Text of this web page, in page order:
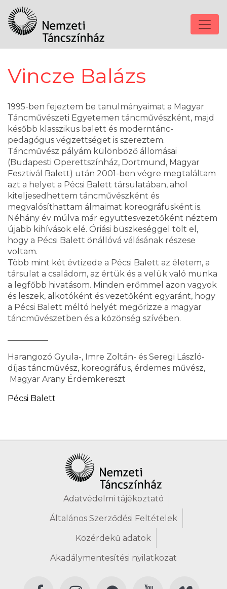
Vincze Balázs
1995-ben fejeztem be tanulmányaimat a Magyar
Táncművészeti Egyetemen táncművészként, majd
később klasszikus balett és moderntánc-
pedagógus végzettséget is szereztem.
Táncművész pályám különböző állomásai
(Budapesti Operettszínház, Dortmund, Magyar
Fesztivál Balett) után 2001-ben végre megtaláltam
azt a helyet a Pécsi Balett társulatában, ahol
kiteljesedhettem táncművészként és
megvalósíthattam álmaimat koreográfusként is.
Néhány év múlva már együttesvezetőként néztem
újabb kihívások elé. Óriási büszkeséggel tölt el,
hogy a Pécsi Balett önállóvá válásának részese
voltam.
Több mint két évtizede a Pécsi Balett az életem, a
társulat a családom, az értük és a velük való munka
a legfőbb hivatásom. Minden erőmmel azon vagyok
és leszek, alkotóként és vezetőként egyaránt, hogy
a Pécsi Balett méltó helyét megőrizze a magyar
táncművészetben és a közönség szívében.
Harangozó Gyula-, Imre Zoltán- és Seregi László-
díjas táncművész, koreográfus, érdemes művész,
Magyar Arany Érdemkereszt
Pécsi Balett
Adatvédelmi tájékoztató
Általános Szerződési Feltételek
Közérdekű adatok
Akadálymentesítési nyilatkozat